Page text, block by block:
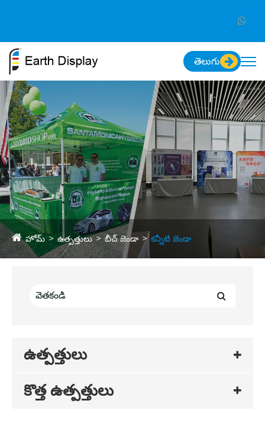
తెలుగు
హోమ్ ఉత్పత్తులు బీచ్ జెండా కన్నీటి జెండా
ఉత్పత్తులు
కొత్త ఉత్పత్తులు